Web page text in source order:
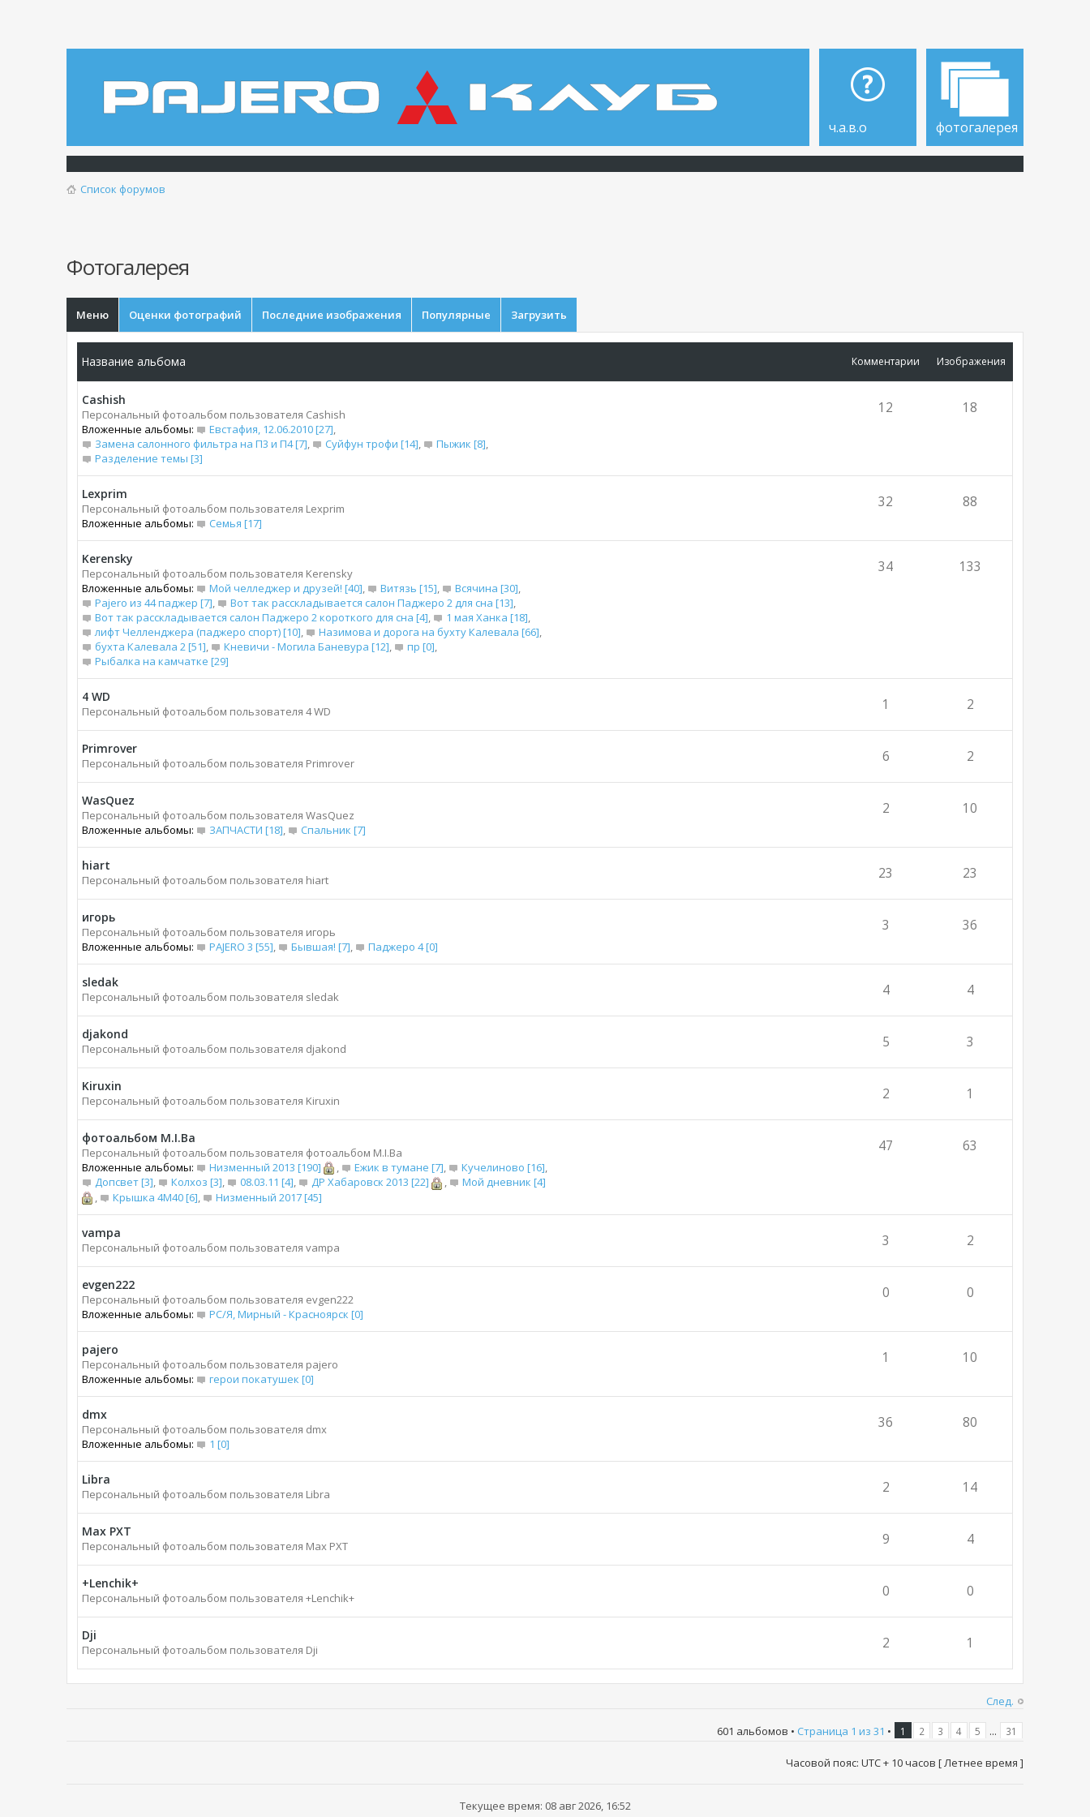
ч.а.в.о фотогалерея
Список форумов
Фотогалерея
Меню Оценки фотографий Последние изображения Популярные Загрузить
Название альбома Изображения
Комментарии
Cashish
Персональный фотоальбом пользователя Cashish
Вложенные альбомы:
Евстафия, 12.06.2010 [27],
Замена салонного фильтра на П3 и П4 [7], Суйфун трофи [14], Пыжик [8],
Разделение темы [3]
18
12
Lexprim
Персональный фотоальбом пользователя Lexprim
Вложенные альбомы:
Семья [17]
88
32
Kerensky
Персональный фотоальбом пользователя Kerensky
Вложенные альбомы:
Мой челледжер и друзей! [40], Витязь [15], Всячина [30],
Pajero из 44 паджер [7], Вот так расскладывается салон Паджеро 2 для сна [13],
Вот так расскладывается салон Паджеро 2 короткого для сна [4], 1 мая Ханка [18],
лифт Челленджера (паджеро спорт) [10], Назимова и дорога на бухту Калевала [66],
бухта Калевала 2 [51], Кневичи - Могила Баневура [12], пр [0],
Рыбалка на камчатке [29]
133
34
4 WD
Персональный фотоальбом пользователя 4 WD 2
1
Primrover
Персональный фотоальбом пользователя Primrover 2
6
WasQuez
Персональный фотоальбом пользователя WasQuez
Вложенные альбомы:
ЗАПЧАСТИ [18], Спальник [7]
10
2
hiart
Персональный фотоальбом пользователя hiart 23
23
игорь
Персональный фотоальбом пользователя игорь
Вложенные альбомы:
PAJERO 3 [55], Бывшая! [7], Паджеро 4 [0]
36
3
sledak
Персональный фотоальбом пользователя sledak 4
4
djakond
Персональный фотоальбом пользователя djakond 3
5
Kiruxin
Персональный фотоальбом пользователя Kiruxin 1
2
фотоальбом M.I.Bа
Персональный фотоальбом пользователя фотоальбом M.I.Bа
Вложенные альбомы:
Низменный 2013 [190] , Ежик в тумане [7], Кучелиново [16],
Допсвет [3], Колхоз [3], 08.03.11 [4], ДР Хабаровск 2013 [22] ,
Мой дневник [4]
,
Крышка 4М40 [6], Низменный 2017 [45]
63
47
vampa
Персональный фотоальбом пользователя vampa 2
3
evgen222
Персональный фотоальбом пользователя evgen222
Вложенные альбомы:
РС/Я, Мирный - Красноярск [0]
0
0
pajero
Персональный фотоальбом пользователя pajero
Вложенные альбомы:
герои покатушек [0]
10
1
dmx
Персональный фотоальбом пользователя dmx
Вложенные альбомы:
1 [0]
80
36
Libra
Персональный фотоальбом пользователя Libra 14
2
Max PXT
Персональный фотоальбом пользователя Max PXT 4
9
+Lenchik+
Персональный фотоальбом пользователя +Lenchik+ 0
0
Dji
Персональный фотоальбом пользователя Dji 1
2
След.
601 альбомов • Страница 1 из 31 • 1 2 3 4 5 ... 31
Часовой пояс: UTC + 10 часов [ Летнее время ]
Текущее время: 08 авг 2026, 16:52